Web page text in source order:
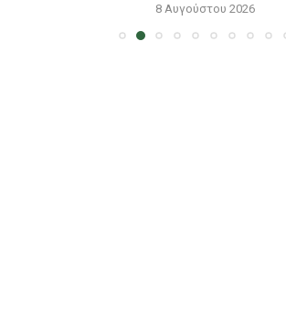
8 Αυγούστου 2026